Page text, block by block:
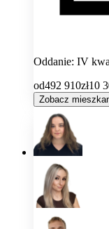
Oddanie: IV
od492 910zł10
Zobacz